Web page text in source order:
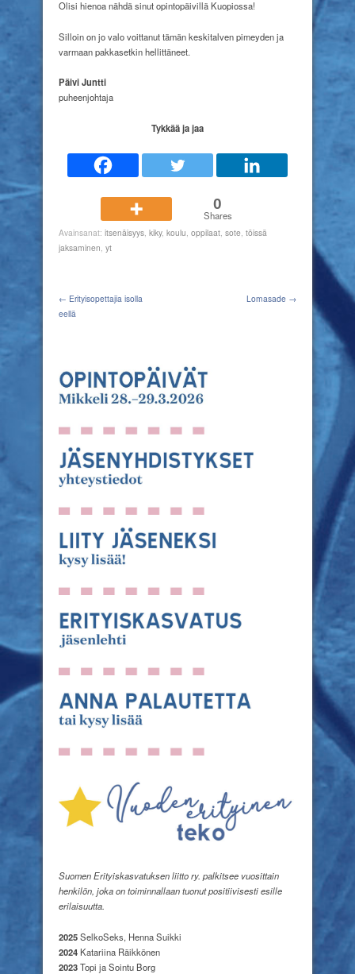
Olisi hienoa nähdä sinutopintopäivillä Kuopiossa!
Silloin on jo valo voittanut tämän keskitalven pimeyden ja
varmaan pakkasetkin hellittäneet.
Päivi Juntti
puheenjohtaja
Tykkää ja jaa
0
Shares
Avainsanat: itsenäisyys, kiky, koulu, oppilaat, sote, töissä
jaksaminen, yt
← Erityisopettajia isolla
eellä
Lomasade →
Suomen Erityiskasvatuksen liitto ry. palkitsee vuosittain
henkilön, joka on toiminnallaan tuonut positiivisesti esille
erilaisuutta.
2025SelkoSeks, Henna Suikki
2024 Katariina Räikkönen
2023Topi ja Sointu Borg